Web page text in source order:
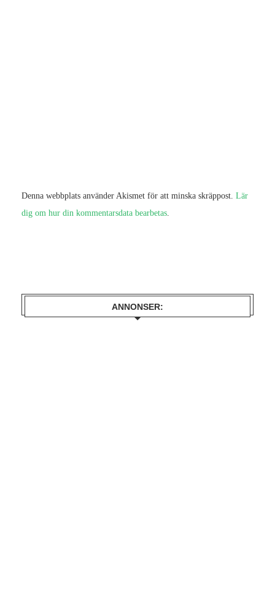
Denna webbplats använder Akismet för att minska skräppost. Lär
dig om hur din kommentarsdata bearbetas.
ANNONSER: